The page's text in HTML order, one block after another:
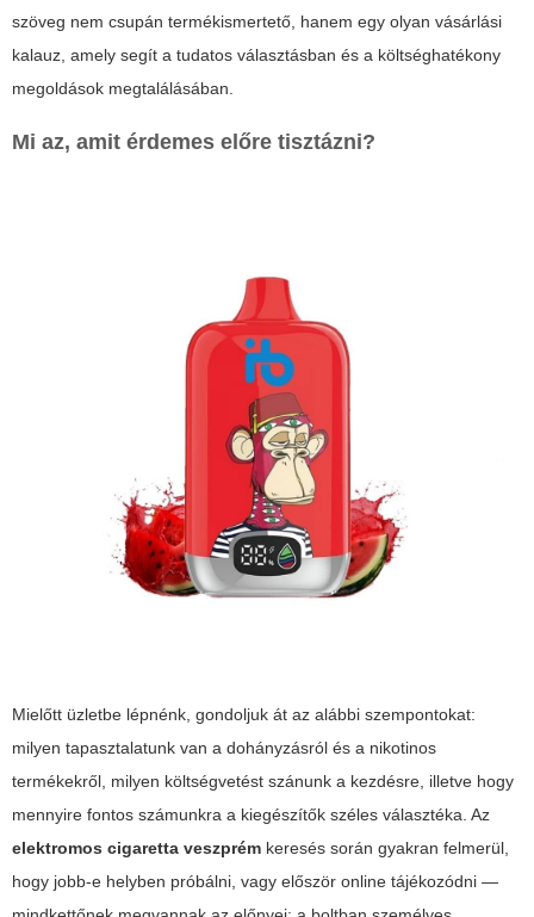
szöveg nem csupán termékismertető, hanem egy olyan vásárlási
kalauz, amely segít a tudatos választásban és a költséghatékony
megoldások megtalálásában.
Mi az, amit érdemes előre tisztázni?
Mielőtt üzletbe lépnénk, gondoljuk át az alábbi szempontokat:
milyen tapasztalatunk van a dohányzásról és a nikotinos
termékekről, milyen költségvetést szánunk a kezdésre, illetve hogy
mennyire fontos számunkra a kiegészítők széles választéka. Az
elektromos cigaretta veszprém keresés során gyakran felmerül,
hogy jobb-e helyben próbálni, vagy először online tájékozódni —